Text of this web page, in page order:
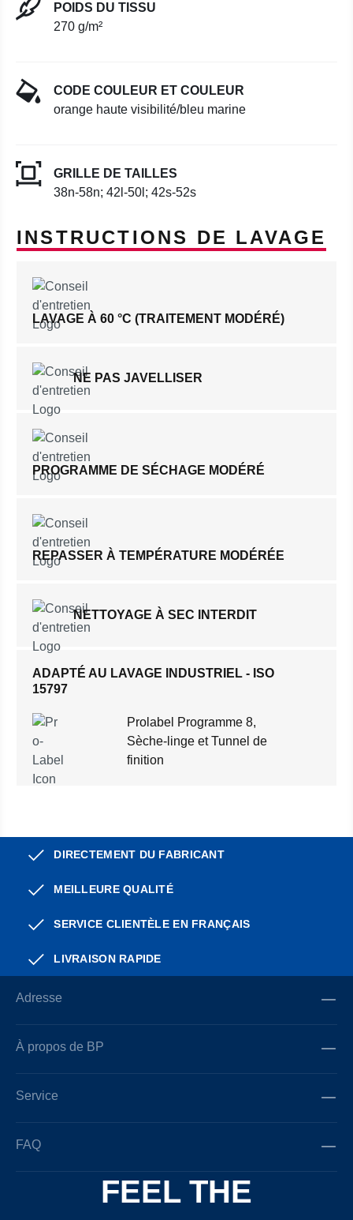
POIDS DU TISSU
270 g/m²
CODE COULEUR ET COULEUR
orange haute visibilité/bleu marine
GRILLE DE TAILLES
38n-58n; 42l-50l; 42s-52s
INSTRUCTIONS DE LAVAGE
LAVAGE À 60 °C (TRAITEMENT MODÉRÉ)
NE PAS JAVELLISER
PROGRAMME DE SÉCHAGE MODÉRÉ
REPASSER À TEMPÉRATURE MODÉRÉE
NETTOYAGE À SEC INTERDIT
ADAPTÉ AU LAVAGE INDUSTRIEL - ISO
15797
Prolabel Programme 8,
Sèche-linge et Tunnel de
finition
DIRECTEMENT DU FABRICANT
MEILLEURE QUALITÉ
SERVICE CLIENTÈLE EN FRANÇAIS
LIVRAISON RAPIDE
Adresse
À propos de BP
Service
FAQ
FEEL THE